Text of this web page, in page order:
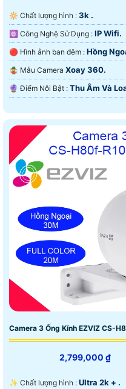
🔆 Chất lượng hình : 3k .
⚛️ Công Nghệ Sử Dụng : IP Wifi.
🔴 Hình ảnh ban đêm : Hồng
🤹 Mẫu Camera Xoay 360.
️🔮 Điểm Nỗi Bật : Thu Âm Và
Camera 3 Ống Kính EZVIZ CS-
2,799,000 ₫
✨ Chất lượng hình : Ultra 2k + .